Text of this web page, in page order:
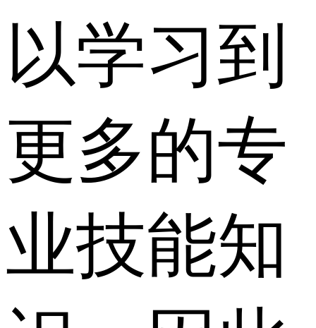
以学习到
更多的专
业技能知